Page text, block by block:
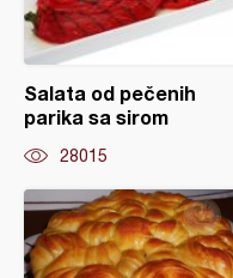
Salata od pečenih
parika sa sirom
28015